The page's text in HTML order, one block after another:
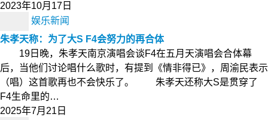
2023年10月17日
娱乐新闻
朱孝天称：为了大S F4会努力的再合体
19日晚，朱孝天南京演唱会谈F4在五月天演唱会合体幕
后，当他们讨论唱什么歌时，有提到《情非得已》，周渝民表示
（唱）这首歌再也不会快乐了。 朱孝天还称大S是贯穿了
F4生命里的…
2025年7月21日